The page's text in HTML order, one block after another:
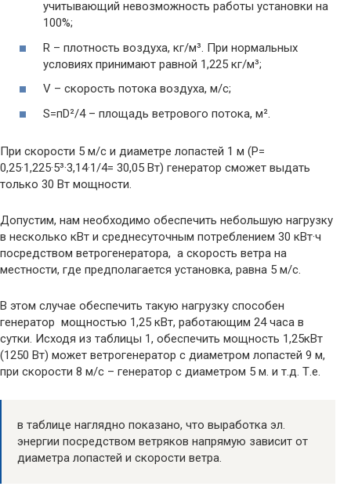
учитывающий невозможность работы установки на
100%;
R – плотность воздуха, кг/м³. При нормальных
условиях принимают равной 1,225 кг/м³;
V – скорость потока воздуха, м/с;
S=пD²/4 – площадь ветрового потока, м².
При скорости 5 м/с и диаметре лопастей 1 м (P=
0,25·1,225·5³·3,14·1/4= 30,05 Вт) генератор сможет выдать
только 30 Вт мощности.
Допустим, нам необходимо обеспечить небольшую нагрузку
в несколько кВт и среднесуточным потреблением 30 кВт·ч
посредством ветрогенератора, а скорость ветра на
местности, где предполагается установка, равна 5 м/с.
В этом случае обеспечить такую нагрузку способен
генератор мощностью 1,25 кВт, работающим 24 часа в
сутки. Исходя из таблицы 1, обеспечить мощность 1,25кВт
(1250 Вт) может ветрогенератор с диаметром лопастей 9 м,
при скорости 8 м/с – генератор с диаметром 5 м. и т.д. Т.е.
в таблице наглядно показано, что выработка эл.
энергии посредством ветряков напрямую зависит от
диаметра лопастей и скорости ветра.